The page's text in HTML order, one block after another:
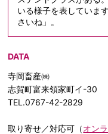
いる様子を表していま
さいね」。
DATA
寺岡畜産㈱
志賀町富来領家町イ-30
TEL.0767-42-2829
取り寄せ／対応可（オン